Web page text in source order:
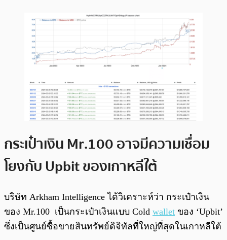
กระเป๋าเงิน Mr.100 อาจมีความเชื่อม
โยงกับ Upbit ของเกาหลีใต้
บริษัท Arkham Intelligence ได้วิเคราะห์ว่า กระเป๋าเงิน
ของ Mr.100 เป็นกระเป๋าเงินแบบ Cold wallet ของ ‘Upbit’
ซึ่งเป็นศูนย์ซื้อขายสินทรัพย์ดิจิทัลที่ใหญ่ที่สุดในเกาหลีใต้